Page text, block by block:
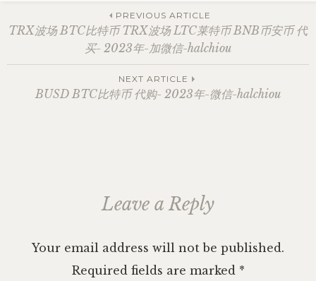
Post
navigation
PREVIOUS ARTICLE
TRX波场 BTC比特币 TRX波场 LTC莱特币 BNB币安币 代
买- 2023年-加微信-halchiou
NEXT ARTICLE
BUSD BTC比特币 代购- 2023年-微信-halchiou
Leave a Reply
Your email address will not be published.
Required fields are marked *